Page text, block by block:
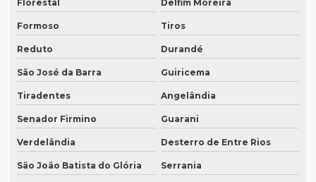
Florestal Delfim Moreira
Formoso Tiros
Reduto Durandé
São José da Barra Guiricema
Tiradentes Angelândia
Senador Firmino Guarani
Verdelândia Desterro de Entre Rios
São João Batista do Glória Serrania